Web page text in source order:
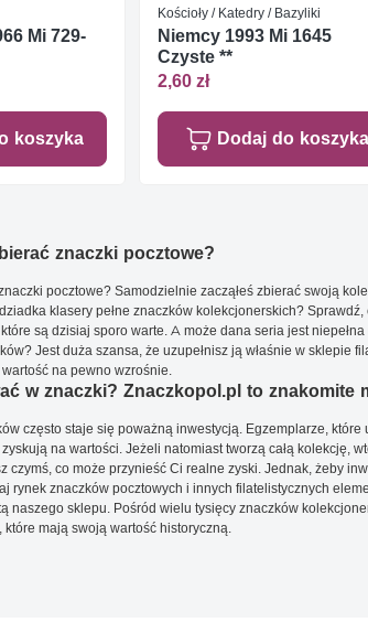
Mi 729-
koszyka
Kościoły / Katedry / Bazyliki
Niemcy 1993 Mi 1645
Czyste **
2,60 zł
Dodaj do koszyka
znaczki pocztowe?
pocztowe? Samodzielnie zacząłeś zbierać swoją
klasery pełne znaczków kolekcjonerskich?
są dzisiaj sporo warte. A może dana seria jest
Jest duża szansa, że uzupełnisz ją właśnie w sklepie
na pewno wzrośnie.
w znaczki? Znaczkopol.pl to znakomite
często staje się poważną inwestycją. Egzemplarze, które
na wartości. Jeżeli natomiast tworzą całą kolekcję,
czymś, co może przynieść Ci realne zyski. Jednak, żeby
rynek znaczków pocztowych i innych filatelistycznych
naszego sklepu. Pośród wielu tysięcy znaczków
mają swoją wartość historyczną.